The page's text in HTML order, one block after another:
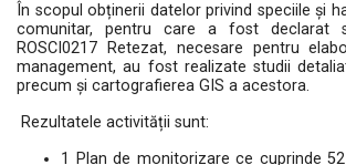
În scopul obținerii datelor privind speciile și
comunitar, pentru care a fost declarat
ROSCI0217 Retezat, necesare pentru
management, au fost realizate studii
precum și cartografierea GIS a acestora.
Rezultatele activității sunt:
1 Plan de monitorizare ce cuprinde